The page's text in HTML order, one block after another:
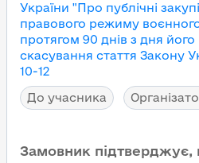
України "Про публічні
правового режиму воєнного
протягом 90 днів з дня
скасування стаття Закону
10-12
До учасника
Замовник підтверджує,